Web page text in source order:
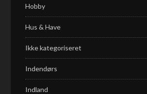
Hobby
Hus & Have
Ikke kategoriseret
Indendørs
Indland